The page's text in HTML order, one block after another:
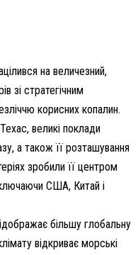
на величезний,
зі стратегічним
корисних копалин.
великі поклади
а також її розташування
зробили її центром
США, Китай і
більшу глобальну
відкриває морські